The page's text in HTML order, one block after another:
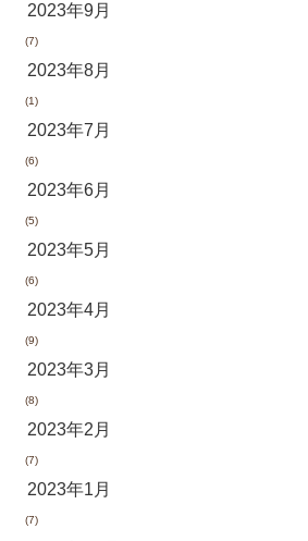
2023年9月
(7)
2023年8月
(1)
2023年7月
(6)
2023年6月
(5)
2023年5月
(6)
2023年4月
(9)
2023年3月
(8)
2023年2月
(7)
2023年1月
(7)